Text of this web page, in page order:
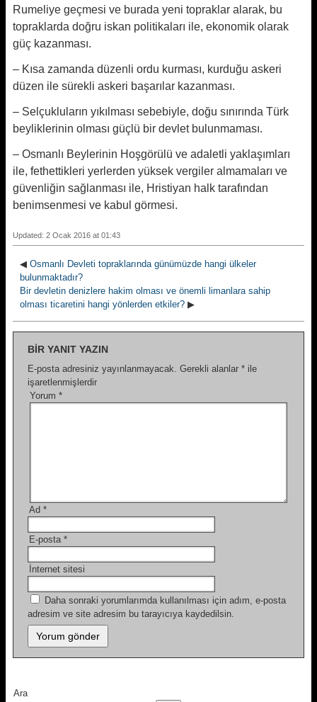
Rumeliye geçmesi ve burada yeni topraklar alarak, bu
topraklarda doğru iskan politikaları ile, ekonomik olarak
güç kazanması.
– Kısa zamanda düzenli ordu kurması, kurduğu askeri
düzen ile sürekli askeri başarılar kazanması.
– Selçukluların yıkılması sebebiyle, doğu sınırında Türk
beyliklerinin olması güçlü bir devlet bulunmaması.
– Osmanlı Beylerinin Hoşgörülü ve adaletli yaklaşımları
ile, fethettikleri yerlerden yüksek vergiler almamaları ve
güvenliğin sağlanması ile, Hristiyan halk tarafından
benimsenmesi ve kabul görmesi.
Updated: 2 Ocak 2016 at 01:43
◀ Osmanlı Devleti topraklarında günümüzde hangi ülkeler
bulunmaktadır?
Bir devletin denizlere hakim olması ve önemli limanlara sahip
olması ticaretini hangi yönlerden etkiler? ▶
BIR YANIT YAZIN
E-posta adresiniz yayınlanmayacak. Gerekli alanlar * ile
işaretlenmişlerdir
Yorum *
Ad *
E-posta *
İnternet sitesi
Daha sonraki yorumlarımda kullanılması için adım, e-posta
adresim ve site adresim bu tarayıcıya kaydedilsin.
Ara